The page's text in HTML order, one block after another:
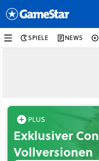
SPIELE NEWS
Exklusiver
Vollversionen